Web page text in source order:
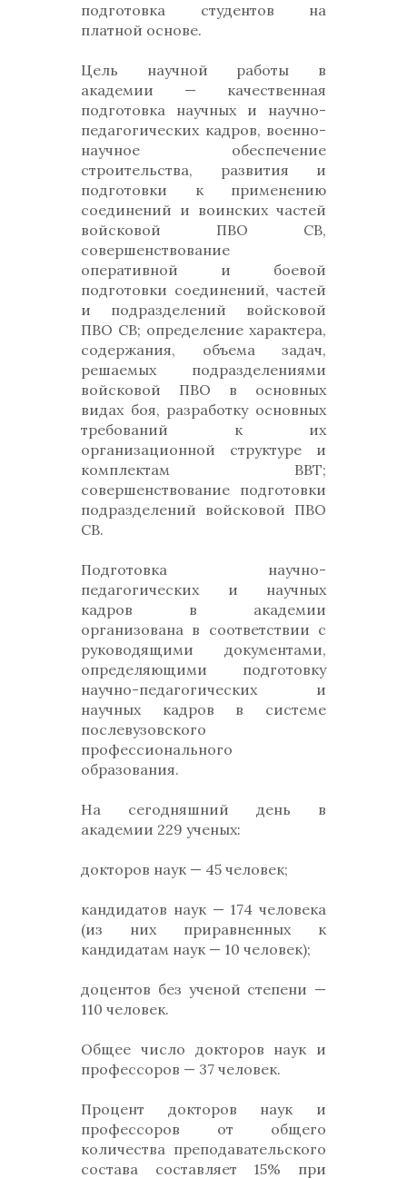
подготовка студентов на
платной основе.
Цель научной работы в
академии — качественная
подготовка научных и научно-
педагогических кадров, военно-
научное обеспечение
строительства, развития и
подготовки к применению
соединений и воинских частей
войсковой ПВО СВ,
совершенствование
оперативной и боевой
подготовки соединений, частей
и подразделений войсковой
ПВО СВ; определение характера,
содержания, объема задач,
решаемых подразделениями
войсковой ПВО в основных
видах боя, разработку основных
требований к их
организационной структуре и
комплектам ВВТ;
совершенствование подготовки
подразделений войсковой ПВО
СВ.
Подготовка научно-
педагогических и научных
кадров в академии
организована в соответствии с
руководящими документами,
определяющими подготовку
научно-педагогических и
научных кадров в системе
послевузовского
профессионального
образования.
На сегодняшний день в
академии 229 ученых:
докторов наук — 45 человек;
кандидатов наук — 174 человека
(из них приравненных к
кандидатам наук — 10 человек);
доцентов без ученой степени —
110 человек.
Общее число докторов наук и
профессоров — 37 человек.
Процент докторов наук и
профессоров от общего
количества преподавательского
состава составляет 15% при